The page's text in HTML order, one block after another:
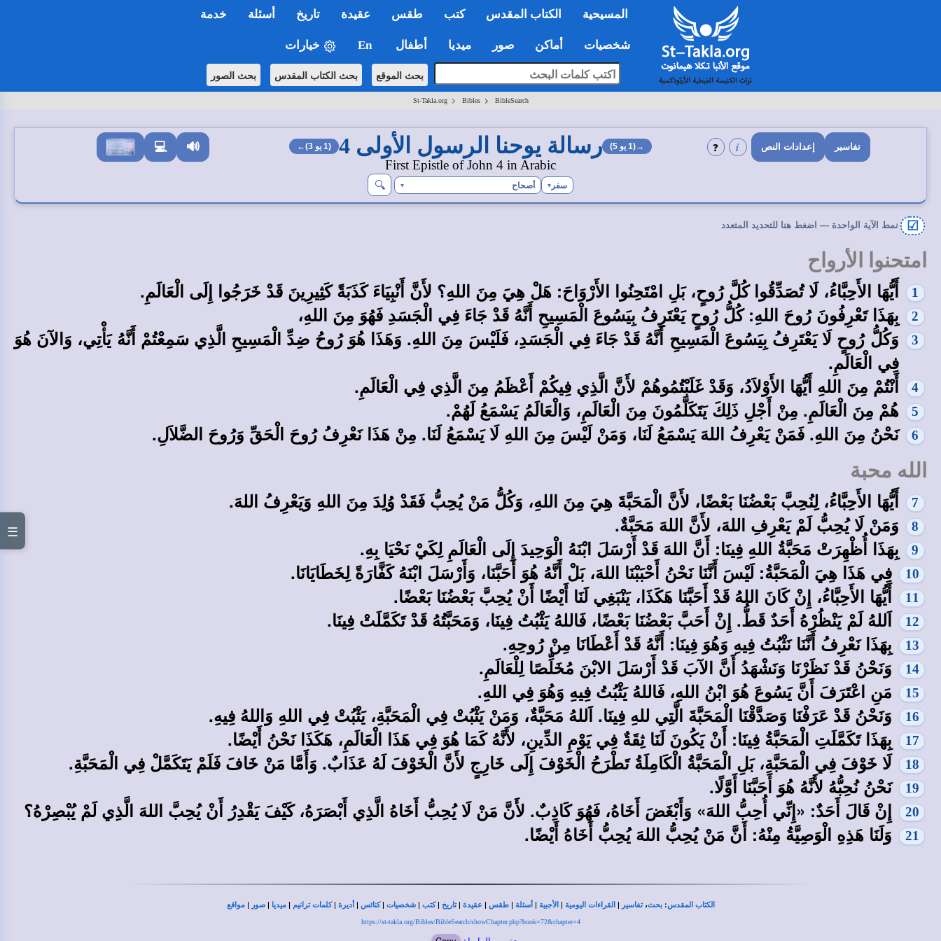
المسيحية الكتاب المقدس كتب طقس عقيدة تاريخ أسئلة خدمة
شخصيات أماكن صور ميديا أطفال En خيارات
بحث الموقع بحث الكتاب المقدس بحث الصور
St-Takla.org> Bibles> BibleSearch
تفاسير إعدادات النص i
❓ →(1 يو 5) رسالة يوحنا الرسول الأولى 4 (1 يو 3)←
First Epistle of John 4 in Arabic
سفر ▾ أصحاح ▾
🔍︎
🔊
💻
☑ نمط الآية الواحدة — اضغط هنا للتحديد المتعدد
امتحنوا الأرواح
1 أَيُّهَا الأَحِبَّاءُ، لَا تُصَدِّقُوا كُلَّ رُوحٍ، بَلِ امْتَحِنُوا الأَرْوَاحَ: هَلْ هِيَ مِنَ اللهِ؟ لأَنَّ أَنْبِيَاءَ كَذَبَةً كَثِيرِينَ قَدْ خَرَجُوا إِلَى الْعَالَمِ.
2 بِهَذَا تَعْرِفُونَ رُوحَ اللهِ: كُلُّ رُوحٍ يَعْتَرِفُ بِيَسُوعَ الْمَسِيحِ أَنَّهُ قَدْ جَاءَ فِي الْجَسَدِ فَهُوَ مِنَ اللهِ،
3
وَكُلُّ رُوحٍ لَا يَعْتَرِفُ بِيَسُوعَ الْمَسِيحِ أَنَّهُ قَدْ جَاءَ فِي الْجَسَدِ، فَلَيْسَ مِنَ اللهِ. وَهَذَا هُوَ رُوحُ ضِدِّ الْمَسِيحِ الَّذِي سَمِعْتُمْ أَنَّهُ يَأْتِي، وَالآنَ هُوَ
فِي الْعَالَمِ.
4 أَنْتُمْ مِنَ اللهِ أَيُّهَا الأَوْلاَدُ، وَقَدْ غَلَبْتُمُوهُمْ لأَنَّ الَّذِي فِيكُمْ أَعْظَمُ مِنَ الَّذِي فِي الْعَالَمِ.
5 هُمْ مِنَ الْعَالَمِ. مِنْ أَجْلِ ذَلِكَ يَتَكَلَّمُونَ مِنَ الْعَالَمِ، وَالْعَالَمُ يَسْمَعُ لَهُمْ.
6 نَحْنُ مِنَ اللهِ. فَمَنْ يَعْرِفُ اللهَ يَسْمَعُ لَنَا، وَمَنْ لَيْسَ مِنَ اللهِ لَا يَسْمَعُ لَنَا. مِنْ هَذَا نَعْرِفُ رُوحَ الْحَقِّ وَرُوحَ الضَّلاَلِ.
الله محبة
7 أَيُّهَا الأَحِبَّاءُ، لِنُحِبَّ بَعْضُنَا بَعْضًا، لأَنَّ الْمَحَبَّةَ هِيَ مِنَ اللهِ، وَكُلُّ مَنْ يُحِبُّ فَقَدْ وُلِدَ مِنَ اللهِ وَيَعْرِفُ اللهَ.
8 وَمَنْ لَا يُحِبُّ لَمْ يَعْرِفِ اللهَ، لأَنَّ اللهَ مَحَبَّةٌ.
9 بِهَذَا أُظْهِرَتْ مَحَبَّةُ اللهِ فِينَا: أَنَّ اللهَ قَدْ أَرْسَلَ ابْنَهُ الْوَحِيدَ إِلَى الْعَالَمِ لِكَيْ نَحْيَا بِهِ.
10 فِي هَذَا هِيَ الْمَحَبَّةُ: لَيْسَ أَنَّنَا نَحْنُ أَحْبَبْنَا اللهَ، بَلْ أَنَّهُ هُوَ أَحَبَّنَا، وَأَرْسَلَ ابْنَهُ كَفَّارَةً لِخَطَايَانَا.
11 أَيُّهَا الأَحِبَّاءُ، إِنْ كَانَ اللهُ قَدْ أَحَبَّنَا هَكَذَا، يَنْبَغِي لَنَا أَيْضًا أَنْ يُحِبَّ بَعْضُنَا بَعْضًا.
12 اَللهُ لَمْ يَنْظُرْهُ أَحَدٌ قَطُّ. إِنْ أَحَبَّ بَعْضُنَا بَعْضًا، فَاللهُ يَثْبُتُ فِينَا، وَمَحَبَّتُهُ قَدْ تَكَمَّلَتْ فِينَا.
13 بِهَذَا نَعْرِفُ أَنَّنَا نَثْبُتُ فِيهِ وَهُوَ فِينَا: أَنَّهُ قَدْ أَعْطَانَا مِنْ رُوحِهِ.
14 وَنَحْنُ قَدْ نَظَرْنَا وَنَشْهَدُ أَنَّ الآبَ قَدْ أَرْسَلَ الابْنَ مُخَلِّصًا لِلْعَالَمِ.
15 مَنِ اعْتَرَفَ أَنَّ يَسُوعَ هُوَ ابْنُ اللهِ، فَاللهُ يَثْبُتُ فِيهِ وَهُوَ فِي اللهِ.
16 وَنَحْنُ قَدْ عَرَفْنَا وَصَدَّقْنَا الْمَحَبَّةَ الَّتِي للهِ فِينَا. اَللهُ مَحَبَّةٌ، وَمَنْ يَثْبُتْ فِي الْمَحَبَّةِ، يَثْبُتْ فِي اللهِ وَاللهُ فِيهِ.
17 بِهَذَا تَكَمَّلَتِ الْمَحَبَّةُ فِينَا: أَنْ يَكُونَ لَنَا ثِقَةٌ فِي يَوْمِ الدِّينِ، لأَنَّهُ كَمَا هُوَ فِي هَذَا الْعَالَمِ، هَكَذَا نَحْنُ أَيْضًا.
18 لَا خَوْفَ فِي الْمَحَبَّةِ، بَلِ الْمَحَبَّةُ الْكَامِلَةُ تَطْرَحُ الْخَوْفَ إِلَى خَارِجٍ لأَنَّ الْخَوْفَ لَهُ عَذَابٌ. وَأَمَّا مَنْ خَافَ فَلَمْ يَتَكَمَّلْ فِي الْمَحَبَّةِ.
19 نَحْنُ نُحِبُّهُ لأَنَّهُ هُوَ أَحَبَّنَا أَوَّلًا.
20 إِنْ قَالَ أَحَدٌ: «إِنِّي أُحِبُّ اللهَ» وَأَبْغَضَ أَخَاهُ، فَهُوَ كَاذِبٌ. لأَنَّ مَنْ لَا يُحِبُّ أَخَاهُ الَّذِي أَبْصَرَهُ، كَيْفَ يَقْدِرُ أَنْ يُحِبَّ اللهَ الَّذِي لَمْ يُبْصِرْهُ؟
21 وَلَنَا هَذِهِ الْوَصِيَّةُ مِنْهُ: أَنَّ مَنْ يُحِبُّ اللهَ يُحِبُّ أَخَاهُ أَيْضًا.
الكتاب المقدس:بحث،تفاسير | القراءات اليومية | الأجبية | أسئلة |طقس | عقيدة |تاريخ |كتب |شخصيات |كنائس | أديرة |كلمات ترانيم |ميديا |صور |مواقع
https://st-takla.org/Bibles/BibleSearch/showChapter.php?book=72&chapter=4
☰